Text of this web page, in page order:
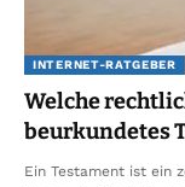
INTERNET-RATGEBER
Welche
beurkundetes
Ein Testament ist ein